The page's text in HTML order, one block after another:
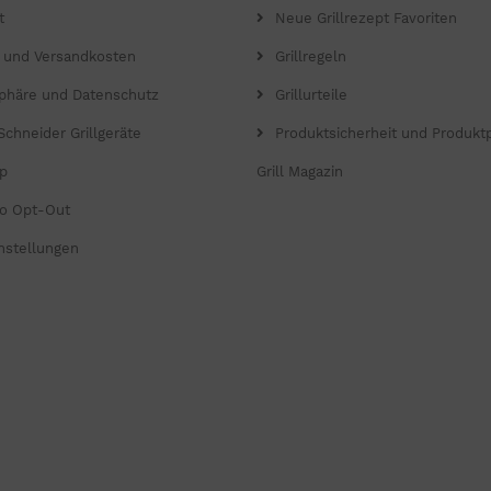
Versandkosten
und Datenschutz
Grillgeräte
Opt-Out
Neue Grillrezept Favoriten
Grillregeln
Grillurteile
Produktsicherheit und
Grill Magazin